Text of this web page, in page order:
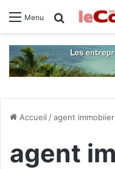
Menu
Accueil /agent immobiier
agent